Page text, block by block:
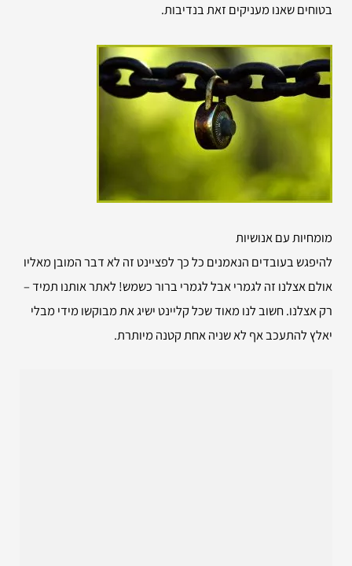
בטוחים שאנו מעניקים זאת בנדיבות.
מומחיות עם אנושיות
להיפגש בעובדים הנאמנים כל כך לפציינט זה לא דבר המובן מאליו
אולם אצלנו זה לגמרי אבל לגמרי ברור כשמש! לאתר אותנו תמיד –
רק אצלנו. חשוב לנו מאוד שכל קליינט ישיג את מבוקשו מידי מבלי
יאלץ להתעכב אף לא שניה אחת קטנה מיותרת.